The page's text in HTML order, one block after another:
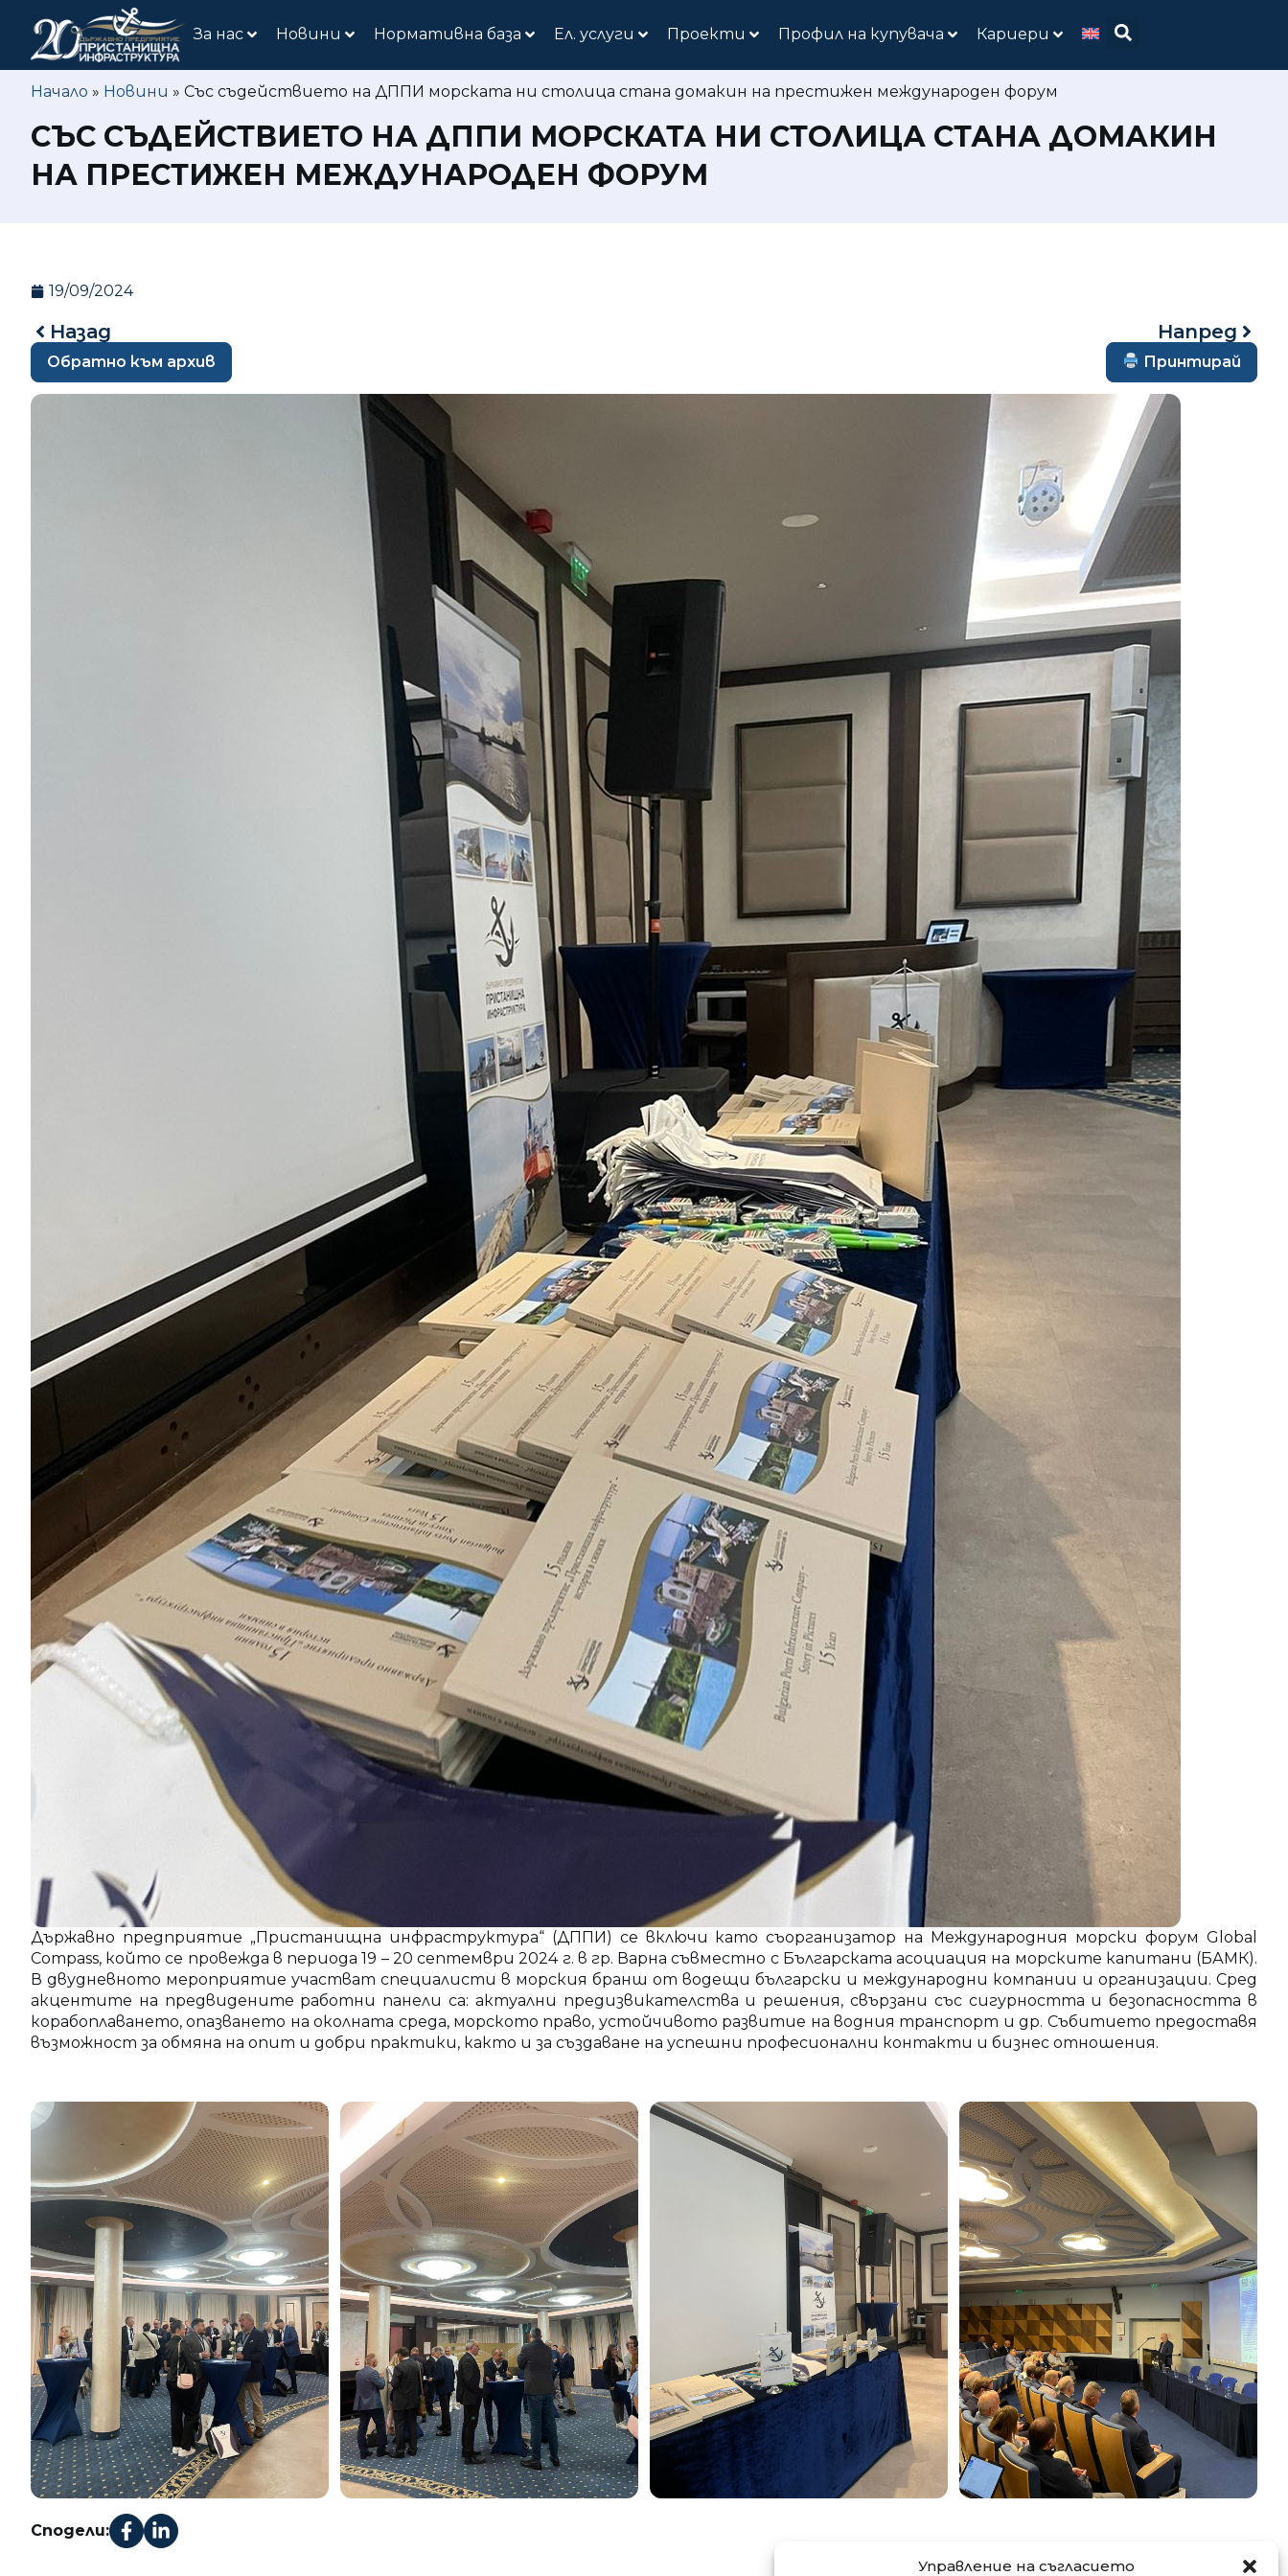
Управление на съгласието
За нас Новини Нормативна база Ел. услуги Проекти Профил на купувача Кариери
Начало » Новини » Със съдействието на ДППИ морската ни столица стана домакин на престижен международен форум
СЪС СЪДЕЙСТВИЕТО НА ДППИ МОРСКАТА НИ СТОЛИЦА СТАНА ДОМАКИН
НА ПРЕСТИЖЕН МЕЖДУНАРОДЕН ФОРУМ
19/09/2024
Назад Напред
Обратно към архив Принтирай
Държавно предприятие „Пристанищна инфраструктура“ (ДППИ) се включи като съорганизатор на Международния морски форум Global
Compass, който се провежда в периода 19 – 20 септември 2024 г. в гр. Варна съвместно с Българската асоциация на морските капитани (БАМК).
В двудневното мероприятие участват специалисти в морския бранш от водещи български и международни компании и организации. Сред
акцентите на предвидените работни панели са: актуални предизвикателства и решения, свързани със сигурността и безопасността в
корабоплаването, опазването на околната среда, морското право, устойчивото развитие на водния транспорт и др. Събитието предоставя
възможност за обмяна на опит и добри практики, както и за създаване на успешни професионални контакти и бизнес отношения.
Сподели: